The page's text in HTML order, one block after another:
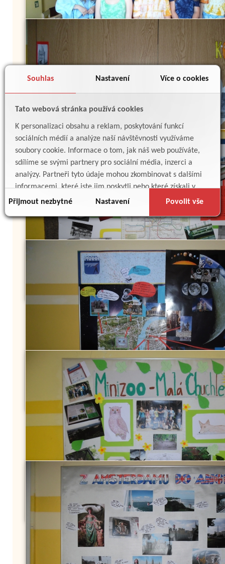
Souhlas Nastavení Více o cookies
Tato webová stránka používá cookies
K personalizaci obsahu a reklam, poskytování funkcí
sociálních médií a analýze naší návštěvnosti využíváme
soubory cookie. Informace o tom, jak náš web používáte,
sdílíme se svými partnery pro sociální média, inzerci a
analýzy. Partneři tyto údaje mohou zkombinovat s dalšími
informacemi, které jste jim poskytli nebo které získali v
důsledku toho, že používáte jejich služby.
Přijmout nezbytné Nastavení Povolit vše